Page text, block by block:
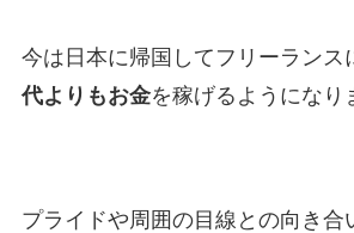
今は日本に帰国してフリーランス
代よりもお金を稼げるようになり
プライドや周囲の目線との向き合